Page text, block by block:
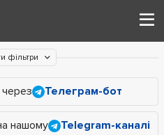
фільтри
Телеграм-бот
нашому Telegram-каналі